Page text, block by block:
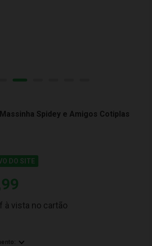
Spidey e Amigos Cotiplas
DO SITE
à vista no cartão